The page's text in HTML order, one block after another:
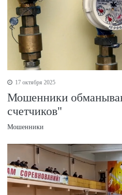
17 октября 2025
Мошенники
счетчиков"
Мошенники